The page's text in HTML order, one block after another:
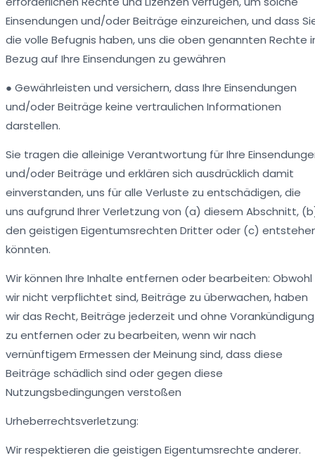
Einsendungen und/oder Beiträge einzureichen, und dass
die volle Befugnis haben, uns die oben genannten Rechte
Bezug auf Ihre Einsendungen zu gewähren
● Gewährleisten und versichern, dass Ihre Einsendungen
und/oder Beiträge keine vertraulichen Informationen
darstellen.
Sie tragen die alleinige Verantwortung für Ihre
und/oder Beiträge und erklären sich ausdrücklich damit
einverstanden, uns für alle Verluste zu entschädigen, die
uns aufgrund Ihrer Verletzung von (a) diesem Abschnitt,
den geistigen Eigentumsrechten Dritter oder (c)
könnten.
Wir können Ihre Inhalte entfernen oder bearbeiten: Obwohl
wir nicht verpflichtet sind, Beiträge zu überwachen, haben
wir das Recht, Beiträge jederzeit und ohne Vorankündigung
zu entfernen oder zu bearbeiten, wenn wir nach
vernünftigem Ermessen der Meinung sind, dass diese
Beiträge schädlich sind oder gegen diese
Nutzungsbedingungen verstoßen
Urheberrechtsverletzung:
Wir respektieren die geistigen Eigentumsrechte anderer.